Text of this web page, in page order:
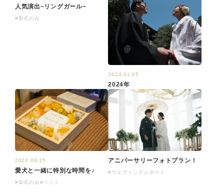
人気演出~リングガール~
#挙式のみ
2024.01.05
2024年
2023.09.15
愛犬と一緒に特別な時間を♪
#挙式のみ#ペット
アニバーサリーフォトプラン！
#ウェディングレポート